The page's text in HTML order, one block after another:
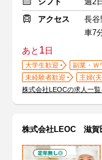
アクセス
長谷
車7
あと 1日
大学生歓迎 副業・Ｗ
未経験者歓迎
主婦(
株式会社LEOCの求人一覧
株式会社LEOC 滋賀